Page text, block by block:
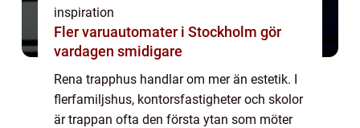
inspiration
Fler varuautomater i Stockholm gör
vardagen smidigare
Rena trapphus handlar om mer än estetik. I
flerfamiljshus, kontorsfastigheter och skolor
är trappan ofta den första ytan som möter